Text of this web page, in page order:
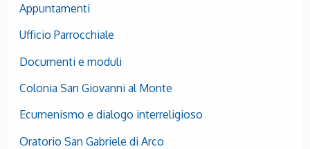
Appuntamenti
Ufficio Parrocchiale
Documenti e moduli
Colonia San Giovanni al Monte
Ecumenismo e dialogo interreligioso
Oratorio San Gabriele di Arco